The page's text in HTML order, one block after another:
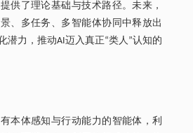
供了理论基础与技术路径。未来，
、多任务、多智能体协同中释放出
潜力，推动AI迈入真正“类人”认知的
本体感知与行动能力的智能体，利